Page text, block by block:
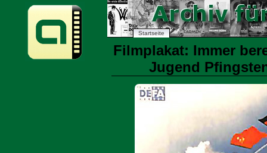
Startseite
Filmplakat: Immer
Jugend